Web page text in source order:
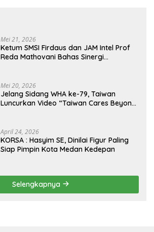
Mei 21, 2026
Ketum SMSI Firdaus dan JAM Intel Prof
Reda Mathovani Bahas Sinergi
MBG, Perkuat Pengawasan Program
Pemerintah
Mei 20, 2026
Jelang Sidang WHA ke-79, Taiwan
Luncurkan Video “Taiwan Cares Beyond
April 24, 2026
KORSA : Hasyim SE, Dinilai Figur Paling
Siap Pimpin Kota Medan Kedepan
Selengkapnya